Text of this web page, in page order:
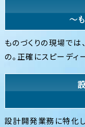
〜
ものづくりの現場で
の。正確にスピーディ
設計開発業務に特化